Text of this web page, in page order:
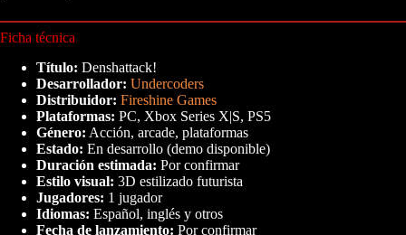
Ficha técnica
Título: Denshattack!
Desarrollador: Undercoders
Distribuidor: Fireshine Games
Plataformas: PC, Xbox Series X|S, PS5
Género: Acción, arcade, plataformas
Estado: En desarrollo (demo disponible)
Duración estimada: Por confirmar
Estilo visual: 3D estilizado futurista
Jugadores: 1 jugador
Idiomas: Español, inglés y otros
Fecha de lanzamiento: Por confirmar